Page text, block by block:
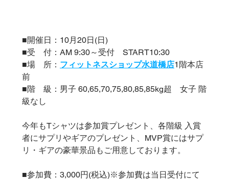
■開催日：10月20日(日)
■受　付：AM 9:30～受付　START10:30
■場　所： フィットネスショップ水道橋店1階本店
前
■階　級：男子 60,65,70,75,80,85,85kg超　女子 階
級なし
今年もTシャツは参加賞プレゼント、各階級 入賞
者にサプリやギアのプレゼント、MVP賞にはサプ
リ・ギアの豪華景品もご用意しております。
■参加費：3,000円(税込)※参加費は当日受付にて